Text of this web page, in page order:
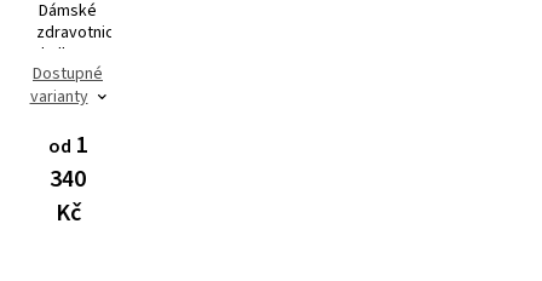
Dámské
zdravotnické
kalhoty
Dynamic
FLEX
Dostupné
varianty
od 1
340
Kč